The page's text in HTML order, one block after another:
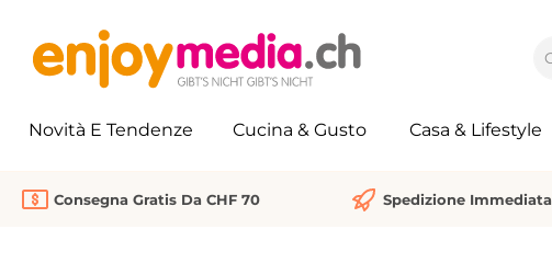
Novità E Tendenze Cucina & Gusto Casa & Lifestyle
Consegna Gratis Da CHF 70 Spedizione Immediata